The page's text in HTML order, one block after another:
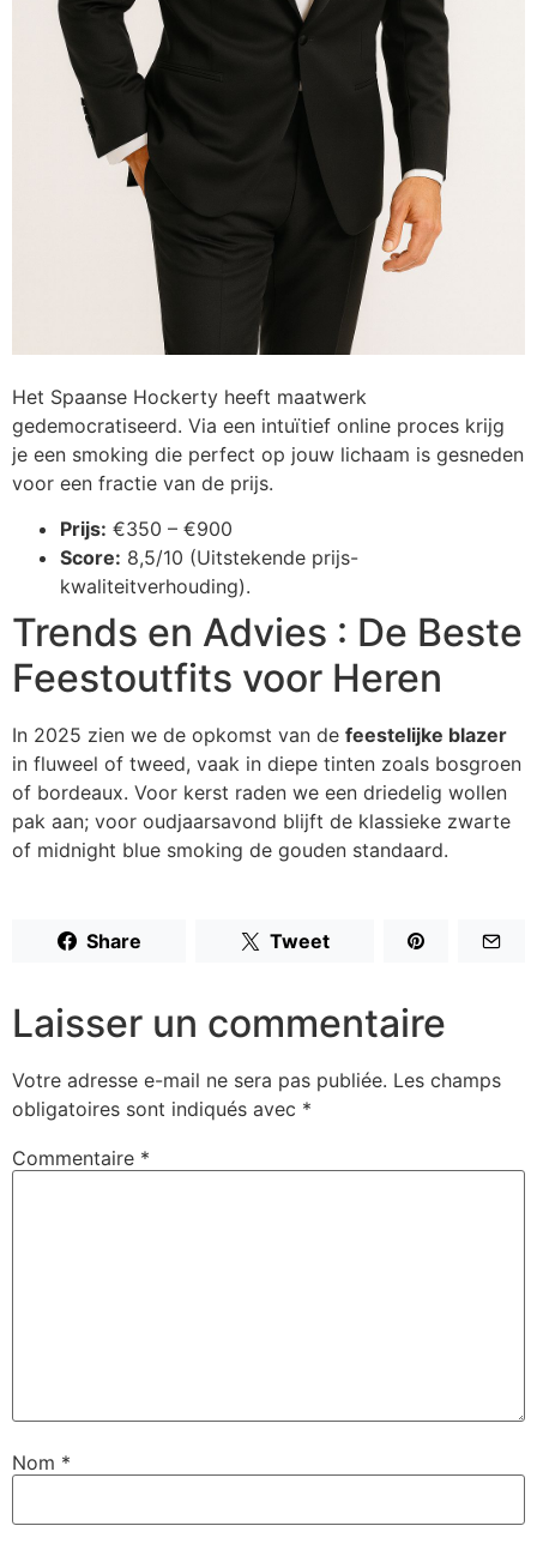
Het Spaanse Hockerty heeft maatwerk
gedemocratiseerd. Via een intuïtief online proces krijg
je een smoking die perfect op jouw lichaam is gesneden
voor een fractie van de prijs.
Prijs: €350 – €900
Score: 8,5/10 (Uitstekende prijs-
kwaliteitverhouding).
Trends en Advies : De Beste
Feestoutfits voor Heren
In 2025 zien we de opkomst van de feestelijke blazer
in fluweel of tweed, vaak in diepe tinten zoals bosgroen
of bordeaux. Voor kerst raden we een driedelig wollen
pak aan; voor oudjaarsavond blijft de klassieke zwarte
of midnight blue smoking de gouden standaard.
Share Tweet
Laisser un commentaire
Votre adresse e-mail ne sera pas publiée. Les champs
obligatoires sont indiqués avec *
Commentaire *
Nom *